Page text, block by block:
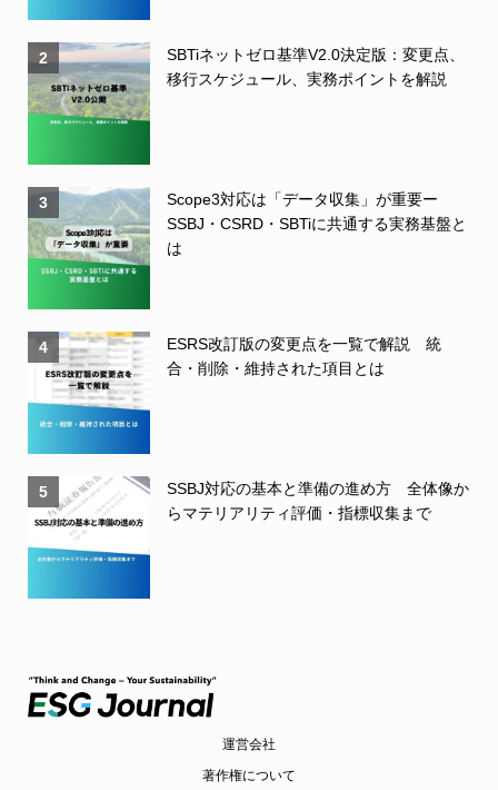
2
SBTiネットゼロ基準V2.0決定版：変更点、
移行スケジュール、実務ポイントを解説
3
Scope3対応は「データ収集」が重要ー
SSBJ・CSRD・SBTiに共通する実務基盤と
は
4
ESRS改訂版の変更点を一覧で解説 統
合・削除・維持された項目とは
5
SSBJ対応の基本と準備の進め方 全体像か
らマテリアリティ評価・指標収集まで
運営会社
著作権について